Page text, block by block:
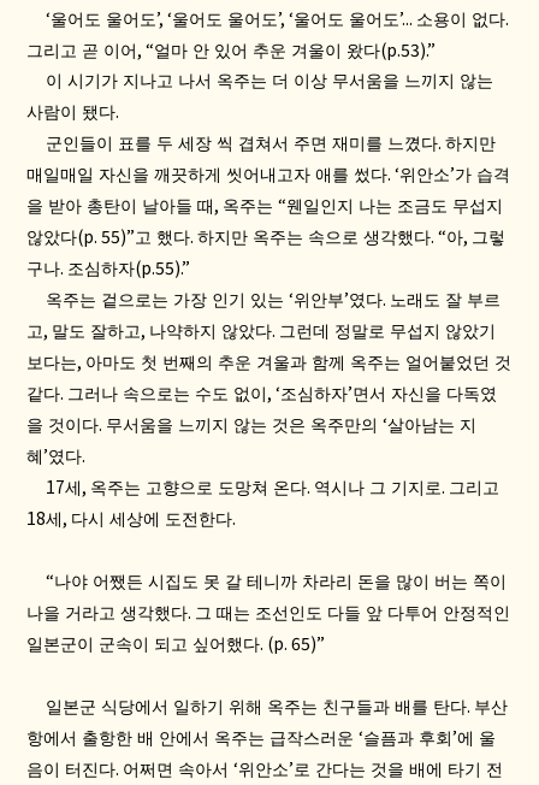
‘울어도 울어도’, ‘울어도 울어도’, ‘울어도 울어도’... 소용이 없다.
그리고 곧 이어 , “얼마 안 있어 추운 겨울이 왔다(p.53).”
이 시기가 지나고 나서 옥주는 더 이상 무서움을 느끼지 않는
사람이 됐다.
군인들이 표를 두 세장 씩 겹쳐서 주면 재미를 느꼈다.하지만
매일매일 자신을 깨끗하게 씻어내고자 애를 썼다. ‘위안소’가 습격
을 받아 총탄이 날아들 때 , 옥주는“웬일인지 나는 조금도 무섭지
않았다(p. 55)” 고 했다.하지만 옥주는 속으로 생각했다. “아, 그렇
구나. 조심하자(p.55).”
옥주는 겉으로는 가장 인기 있는‘위안부’였다. 노래도 잘 부르
고 , 말도 잘하고 , 나약하지 않았다. 그런데 정말로 무섭지 않았기
보다는, 아마도 첫 번째의 추운 겨울과 함께 옥주는 얼어붙었던 것
같다. 그러나 속으로는 수도 없이 , ‘조심하자’면서 자신을 다독였
을 것이다. 무서움을 느끼지 않는 것은 옥주만의‘살아남는 지
혜’였다.
17세 , 옥주는 고향으로 도망쳐 온다. 역시나 그 기지로. 그리고
18세 , 다시 세상에 도전한다.
“나야 어쨌든 시집도 못 갈 테니까 차라리 돈을 많이 버는 쪽이
나을 거라고 생각했다. 그 때는 조선인도 다들 앞 다투어 안정적인
일본군이 군속이 되고 싶어했다. (p. 65)”
일본군 식당에서 일하기 위해 옥주는 친구들과 배를 탄다. 부산
항에서 출항한 배 안에서 옥주는 급작스러운‘슬픔과 후회’에 울
음이 터진다. 어쩌면 속아서‘위안소’ 로 간다는 것을 배에 타기 전